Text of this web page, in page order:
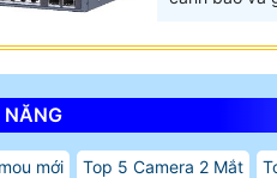
NĂNG
mới Top 5 Camera 2 Mắt